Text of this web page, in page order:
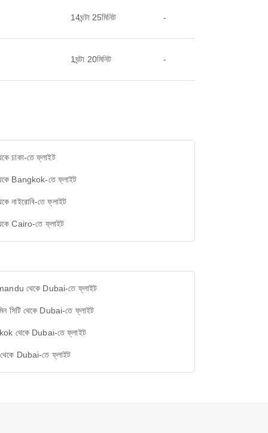
14ঘন্টা 25মিনিট -
1ঘন্টা 20মিনিট -
ঢাকা-তে ফ্লাইট
Bangkok-তে ফ্লাইট
নাইরোবি-তে ফ্লাইট
Cairo-তে ফ্লাইট
থেকে Dubai-তে ফ্লাইট
সিটি থেকে Dubai-তে ফ্লাইট
থেকে Dubai-তে ফ্লাইট
Dubai-তে ফ্লাইট